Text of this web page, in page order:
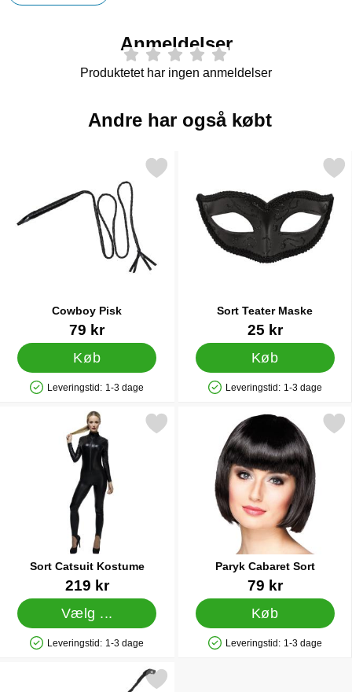
Anmeldelser
Produktetet har ingen anmeldelser
Andre har også købt
Cowboy Pisk
Varenr 1593979 kr
Køb
Produkttilgængelighed: På lager
Leveringstid: 1-3 dage
Markér cowboy Pisk som favorit
Sort Teater Maske
Varenr 2433925 kr
Køb
Produkttilgængelighed: På lager
Leveringstid: 1-3 dage
Markér sort Teater
Sort Catsuit Kostume
Varenr 16078219 kr
Vælg ...
Produkttilgængelighed: På lager
Leveringstid: 1-3 dage
Markér sort Catsuit Kostume som favorit
Paryk Cabaret Sort
Varenr 3830879 kr
Køb
Produkttilgængelighed: På lager
Leveringstid: 1-3 dage
Markér paryk
Markér hestepisk som favorit